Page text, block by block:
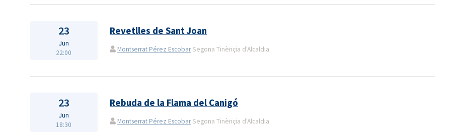
23
Jun
22:00
Revetlles de Sant Joan
Montserrat Pérez EscobarSegona Tinènçia d'Alcaldia
23
Jun
18:30
Rebuda de la Flama del Canigó
Montserrat Pérez EscobarSegona Tinènçia d'Alcaldia